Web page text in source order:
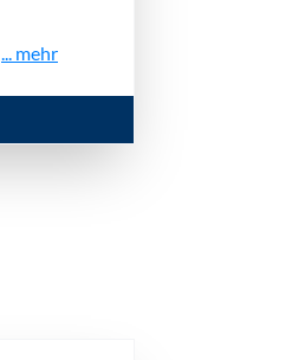
... mehr